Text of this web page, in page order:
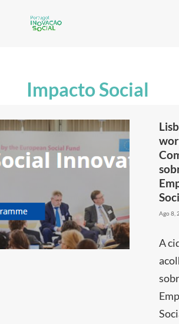
Impacto Social
Ago 8,
A